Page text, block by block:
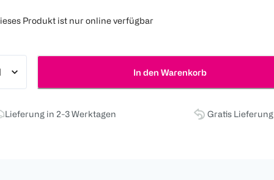
Produkt ist nur online verfügbar
In den Warenkorb
Lieferung in 2-3 Werktagen Gratis